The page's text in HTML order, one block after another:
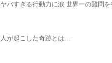
バすぎる行動力に涙 世界一の難問
が起こした奇跡とは…